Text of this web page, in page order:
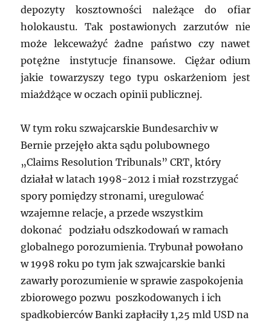
depozyty kosztowności należące do ofiar
holokaustu. Tak postawionych zarzutów nie
może lekceważyć żadne państwo czy nawet
potężne instytucje finansowe. Ciężar odium
jakie towarzyszy tego typu oskarżeniom jest
miażdżące w oczach opinii publicznej.
W tym roku szwajcarskie Bundesarchiv w
Bernie przejęło akta sądu polubownego
„Claims Resolution Tribunals” CRT, który
działał w latach 1998-2012 i miał rozstrzygać
spory pomiędzy stronami, uregulować
wzajemne relacje, a przede wszystkim
dokonać podziału odszkodowań w ramach
globalnego porozumienia. Trybunał powołano
w 1998 roku po tym jak szwajcarskie banki
zawarły porozumienie w sprawie zaspokojenia
zbiorowego pozwu poszkodowanych i ich
spadkobierców Banki zapłaciły 1,25 mld USD na